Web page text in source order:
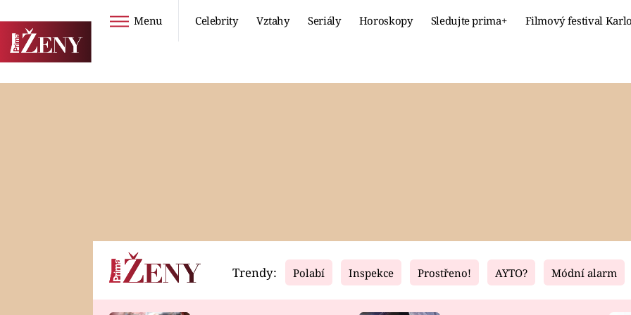
Menu Celebrity Vztahy Seriály Horoskopy Sledujte prima+ Filmový festival
Horoskopy Video Fresh Living
Trendy: Polabí Inspekce Prostřeno! AYTO? Módní alarm